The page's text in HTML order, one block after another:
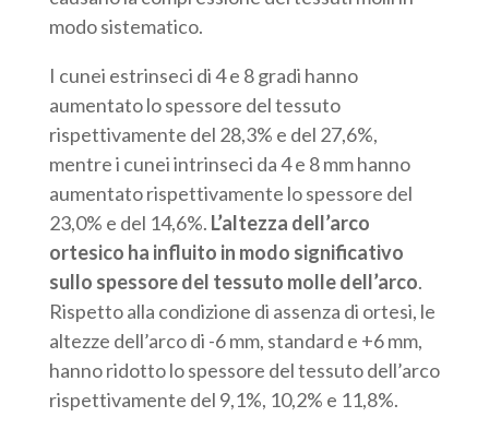
modo sistematico.
I cunei estrinseci di 4 e 8 gradi hanno
aumentato lo spessore del tessuto
rispettivamente del 28,3% e del 27,6%,
mentre i cunei intrinseci da 4 e 8 mm hanno
aumentato rispettivamente lo spessore del
23,0% e del 14,6%. L’altezza dell’arco
ortesico ha influito in modo significativo
sullo spessore del tessuto molle dell’arco.
Rispetto alla condizione di assenza di ortesi, le
altezze dell’arco di -6 mm, standard e +6 mm,
hanno ridotto lo spessore del tessuto dell’arco
rispettivamente del 9,1%, 10,2% e 11,8%.